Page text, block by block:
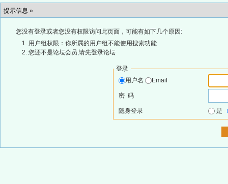
提示信息 »
您没有登录或者您没有权限访问此页面，可能有如下几个原因:
用户组权限：你所属的用户组不能使用搜索功能
您还不是论坛会员,请先登录论坛
登录
用户名
Email
密 码
隐身登录 是